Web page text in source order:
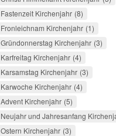
Fastenzeit Kirchenjahr 8
Fronleichnam Kirchenjahr 1
Gründonnerstag Kirchenjahr 3
Karfreitag Kirchenjahr 4
Karsamstag Kirchenjahr 3
Karwoche Kirchenjahr 4
Advent Kirchenjahr 5
Neujahr und Jahresanfang
Ostern Kirchenjahr 3